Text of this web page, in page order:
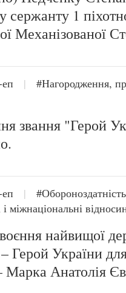
сержанту 1
Механізованої
|
#Нагородження,
звання "Герой
|
міжнаціональні
найвищої
Герой України
Марка Анатолія